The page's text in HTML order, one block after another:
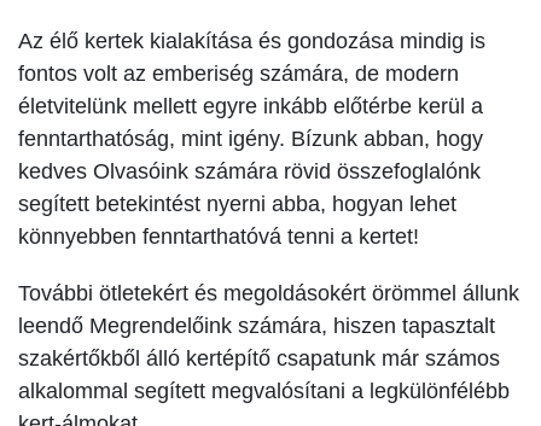
Az élő kertek kialakítása és gondozása mindig is
fontos volt az emberiség számára, de modern
életvitelünk mellett egyre inkább előtérbe kerül a
fenntarthatóság, mint igény. Bízunk abban, hogy
kedves Olvasóink számára rövid összefoglalónk
segített betekintést nyerni abba, hogyan lehet
könnyebben fenntarthatóvá tenni a kertet!
További ötletekért és megoldásokért örömmel állunk
leendő Megrendelőink számára, hiszen tapasztalt
szakértőkből álló kertépítő csapatunk már számos
alkalommal segített megvalósítani a legkülönfélébb